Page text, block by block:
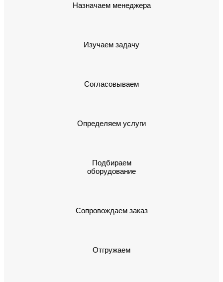
Назначаем менеджера
Изучаем задачу
Согласовываем
Определяем услуги
Подбираем
оборудование
Сопровождаем заказ
Отгружаем